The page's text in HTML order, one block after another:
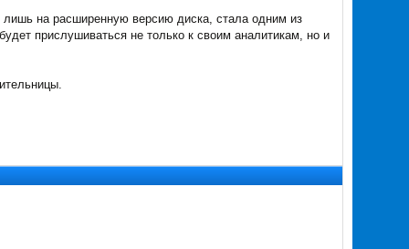
лишь на расширенную версию диска, стала одним из
прислушиваться не только к своим аналитикам, но и